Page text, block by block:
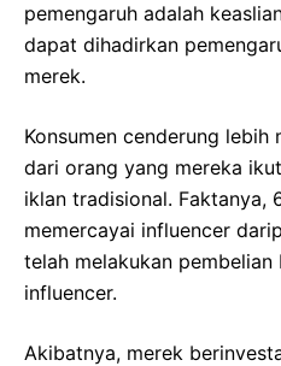
pemengaruh adalah
dapat dihadirkan
merek.
Konsumen cenderung lebih
dari orang yang mereka
iklan tradisional. Faktanya,
memercayai influencer
telah melakukan
influencer.
Akibatnya, merek